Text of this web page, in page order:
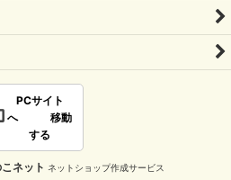
PCサイト
へ 移動
する
ネット ネットショップ作成サービス